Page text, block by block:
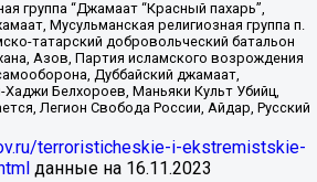
группа “Джамаат “Красный пахарь”,
Мусульманская религиозная группа п.
татарский добровольческий батальон
Азов, Партия исламского возрождения
Дуббайский джамаат,
Белхороев, Маньяки Культ Убийц,
Легион Свобода России, Айдар, Русский
terroristicheskie-i-ekstremistskie-
данные на 16.11.2023